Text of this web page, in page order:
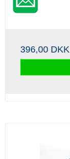
396,00 DKK